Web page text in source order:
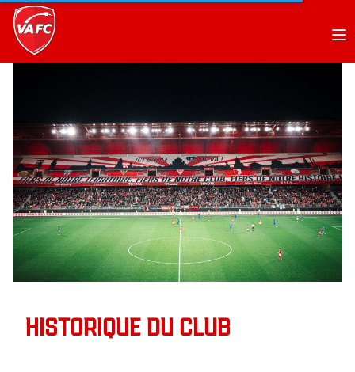
HISTORIQUE DU CLUB